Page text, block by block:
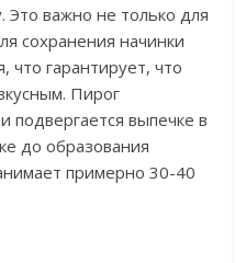
Это важно не только для
сохранения начинки
что гарантирует, что
Пирог
подвергается выпечке в
до образования
примерно 30-40